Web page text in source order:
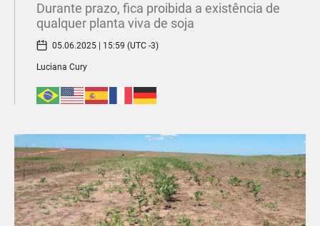
Durante prazo, fica proibida a existência de
qualquer planta viva de soja
05.06.2025 | 15:59 (UTC -3)
Luciana Cury